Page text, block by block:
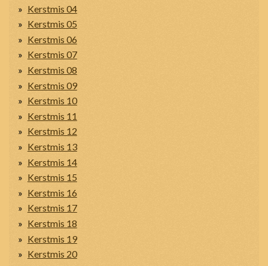
Kerstmis 04
Kerstmis 05
Kerstmis 06
Kerstmis 07
Kerstmis 08
Kerstmis 09
Kerstmis 10
Kerstmis 11
Kerstmis 12
Kerstmis 13
Kerstmis 14
Kerstmis 15
Kerstmis 16
Kerstmis 17
Kerstmis 18
Kerstmis 19
Kerstmis 20